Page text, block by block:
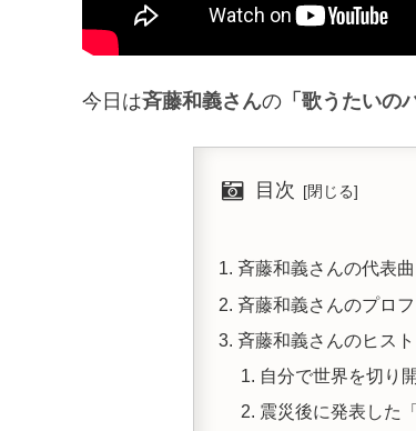
今日は斉藤和義さんの 「歌うたいの
目次
斉藤和義さんの代表
斉藤和義さんのプロ
斉藤和義さんのヒス
自分で世界を切り
震災後に発表した